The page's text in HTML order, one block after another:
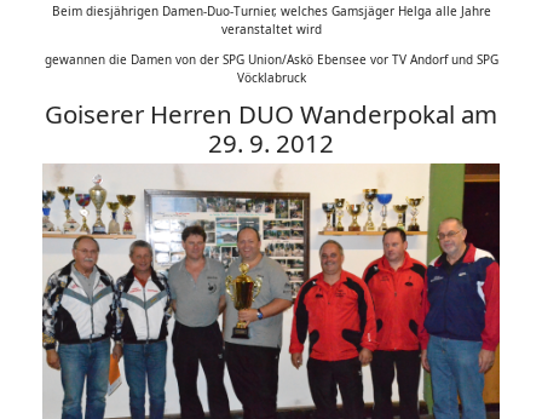
Beim diesjährigen Damen-Duo-Turnier, welches Gamsjäger Helga alle Jahre
veranstaltet wird
gewannen die Damen von der SPG Union/Askö Ebensee vor TV Andorf und SPG
Vöcklabruck
Goiserer Herren DUO Wanderpokal am
29. 9. 2012